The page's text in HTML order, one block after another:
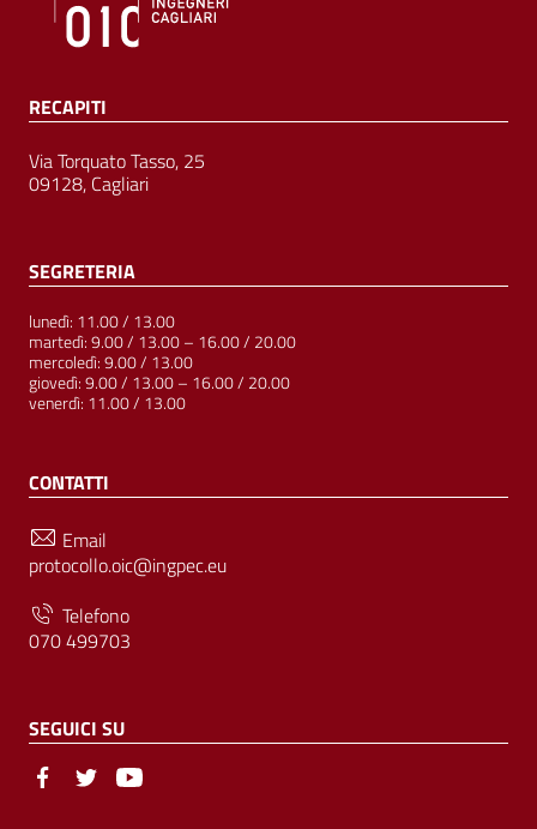
RECAPITI
Via Torquato Tasso, 25
09128, Cagliari
SEGRETERIA
lunedì: 11.00 / 13.00
martedì: 9.00 / 13.00 – 16.00 / 20.00
mercoledì: 9.00 / 13.00
giovedì: 9.00 / 13.00 – 16.00 / 20.00
venerdì: 11.00 / 13.00
CONTATTI
Email
protocollo.oic@ingpec.eu
Telefono
070 499703
SEGUICI SU